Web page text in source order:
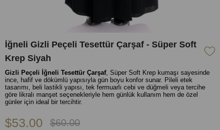
İğneli Gizli Peçeli Tesettür Çarşaf - Süper Soft
Krep Siyah
Gizli Peçeli İğneli Tesettür Çarşaf, Süper Soft Krep kumaşı sayesinde
ince, hafif ve dökümlü yapısıyla gün boyu konfor sunar. Pileli etek
tasarımı, beli lastikli yapısı, tek fermuarlı cebi ve düğmeli veya tercihe
göre likralı manşet seçenekleriyle hem günlük kullanım hem de özel
günler için ideal bir tercihtir.
$60.00
$53.00